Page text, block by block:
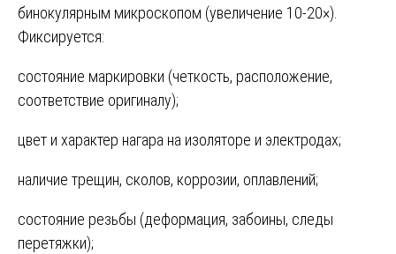
бинокулярным микроскопом (увеличение 10-20×).
Фиксируется:
состояние маркировки (четкость, расположение,
соответствие оригиналу);
цвет и характер нагара на изоляторе и электродах;
наличие трещин, сколов, коррозии, оплавлений;
состояние резьбы (деформация, забоины, следы
перетяжки);